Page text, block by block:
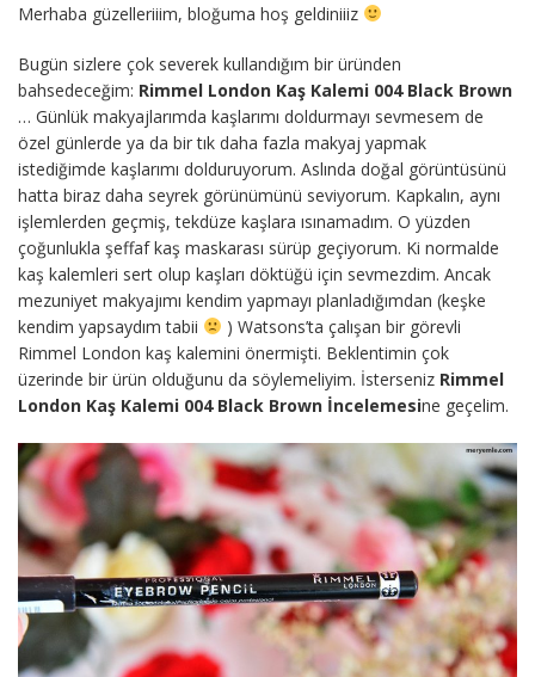
Merhaba güzelleriiim, bloğuma hoş geldiniiiz
Bugün sizlere çok severek kullandığım bir üründen
bahsedeceğim: Rimmel London Kaş Kalemi 004 Black Brown
… Günlük makyajlarımda kaşlarımı doldurmayı sevmesem de
özel günlerde ya da bir tık daha fazla makyaj yapmak
istediğimde kaşlarımı dolduruyorum. Aslında doğal görüntüsünü
hatta biraz daha seyrek görünümünü seviyorum. Kapkalın, aynı
işlemlerden geçmiş, tekdüze kaşlara ısınamadım. O yüzden
çoğunlukla şeffaf kaş maskarası sürüp geçiyorum. Ki normalde
kaş kalemleri sert olup kaşları döktüğü için sevmezdim. Ancak
mezuniyet makyajımı kendim yapmayı planladığımdan (keşke
kendim yapsaydım tabii
) Watsons’ta çalışan bir görevli
Rimmel London kaş kalemini önermişti. Beklentimin çok
üzerinde bir ürün olduğunu da söylemeliyim. İsterseniz Rimmel
London Kaş Kalemi 004 Black Brown İncelemesine geçelim.